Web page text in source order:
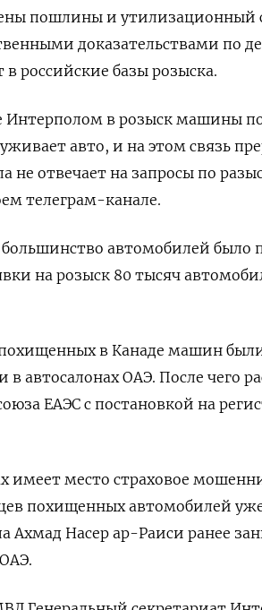
пошлины и утилизационный
доказательствами по
российские базы розыска.
Интерполом в розыск машины
авто, и на этом связь
не отвечает на запросы по
телеграм-канале.
автомобилей было
на розыск 80 тысяч
в Канаде машин
автосалонах ОАЭ. После чего
ЕАЭС с постановкой на
имеет место страховое
похищенных автомобилей
Ахмад Насер ар-Раиси ранее